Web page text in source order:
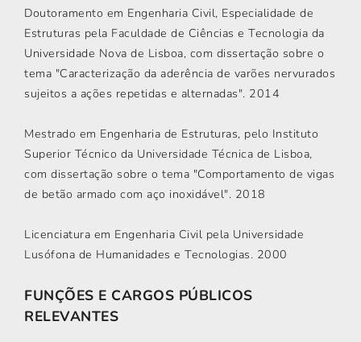
Doutoramento em Engenharia Civil, Especialidade de
Estruturas pela Faculdade de Ciências e Tecnologia da
Universidade Nova de Lisboa, com dissertação sobre o
tema "Caracterização da aderência de varões nervurados
sujeitos a ações repetidas e alternadas". 2014
Mestrado em Engenharia de Estruturas, pelo Instituto
Superior Técnico da Universidade Técnica de Lisboa,
com dissertação sobre o tema "Comportamento de vigas
de betão armado com aço inoxidável". 2018
Licenciatura em Engenharia Civil pela Universidade
Lusófona de Humanidades e Tecnologias. 2000
FUNÇÕES E CARGOS PÚBLICOS
RELEVANTES